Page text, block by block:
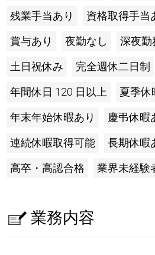
残業手当あり 資格取得手当
賞与あり 夜勤なし 深夜勤
土日祝休み 完全週休二日制
年間休日 120 日以上 夏季休
年末年始休暇あり 慶弔休暇
連続休暇取得可能 長期休暇
高卒・高認合格 業界未経験
業務内容